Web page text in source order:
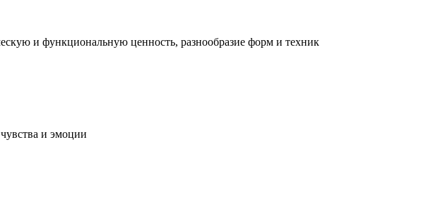
и функциональную ценность, разнообразие форм и техник
и эмоции